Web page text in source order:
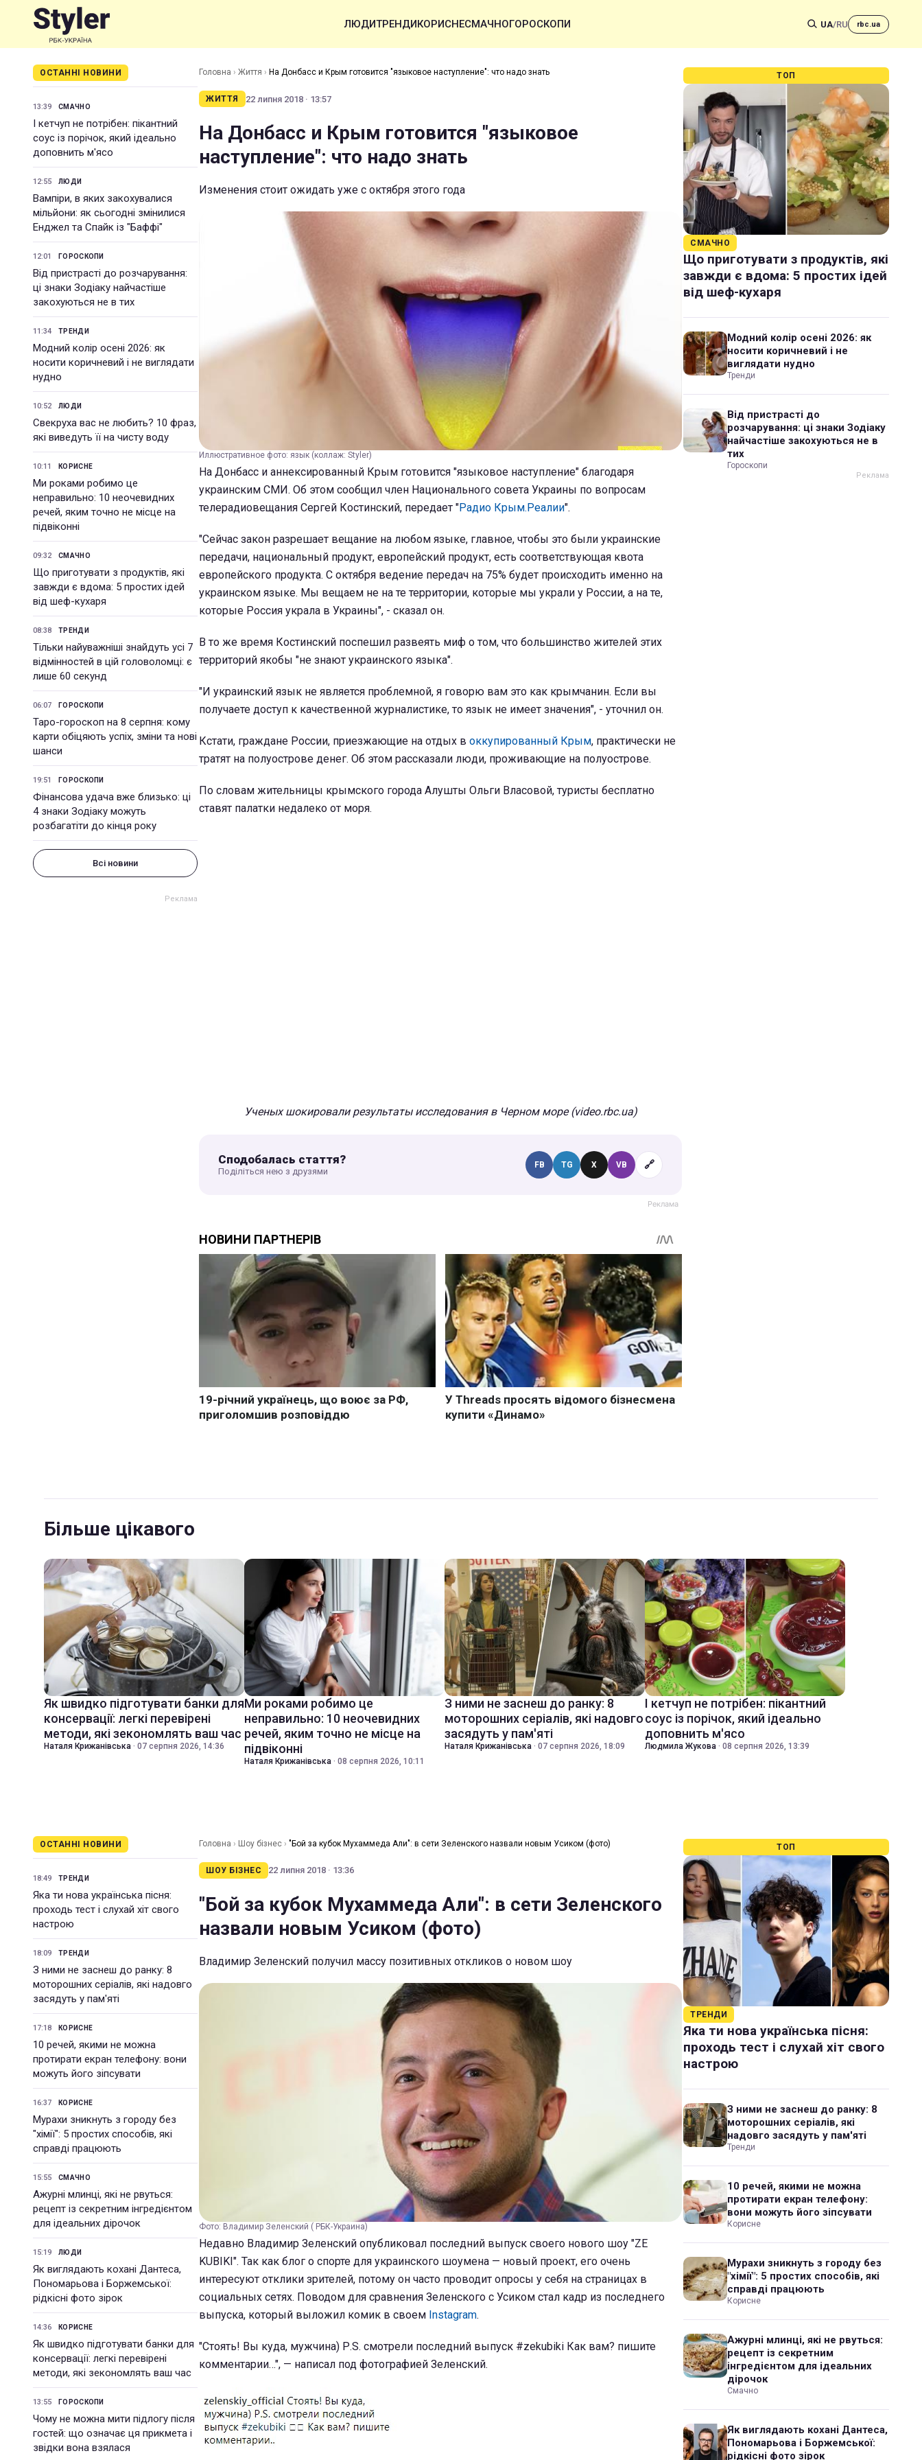
ЛЮДИТРЕНДИКОРИСНЕСМАЧНОГОРОСКОПИ UA/RU rbc.ua
ОСТАННІ НОВИНИ
13:39 СМАЧНО
І кетчуп не потрібен: пікантний
соус із порічок, який ідеально
доповнить м'ясо
12:55 ЛЮДИ
Вампіри, в яких закохувалися
мільйони: як сьогодні змінилися
Енджел та Спайк із "Баффі"
12:01 ГОРОСКОПИ
Від пристрасті до розчарування:
ці знаки Зодіаку найчастіше
закохуються не в тих
11:34 ТРЕНДИ
Модний колір осені 2026: як
носити коричневий і не виглядати
нудно
10:52 ЛЮДИ
Свекруха вас не любить? 10 фраз,
які виведуть її на чисту воду
10:11 КОРИСНЕ
Ми роками робимо це
неправильно: 10 неочевидних
речей, яким точно не місце на
підвіконні
09:32 СМАЧНО
Що приготувати з продуктів, які
завжди є вдома: 5 простих ідей
від шеф-кухаря
08:38 ТРЕНДИ
Тільки найуважніші знайдуть усі 7
відмінностей в цій головоломці: є
лише 60 секунд
06:07 ГОРОСКОПИ
Таро-гороскоп на 8 серпня: кому
карти обіцяють успіх, зміни та нові
шанси
19:51 ГОРОСКОПИ
Фінансова удача вже близько: ці
4 знаки Зодіаку можуть
розбагатіти до кінця року
Всі новини
Головна › Життя › На Донбасс и Крым готовится "языковое наступление": что надо знать
ЖИТТЯ 22 липня 2018 · 13:57
На Донбасс и Крым готовится "языковое
наступление": что надо знать
Изменения стоит ожидать уже с октября этого года
Иллюстративное фото: язык (коллаж: Styler)
На Донбасс и аннексированный Крым готовится "языковое наступление" благодаря
украинским СМИ. Об этом сообщил член Национального совета Украины по вопросам
телерадиовещания Сергей Костинский, передает "Радио Крым.Реалии".
"Сейчас закон разрешает вещание на любом языке, главное, чтобы это были украинские
передачи, национальный продукт, европейский продукт, есть соответствующая квота
европейского продукта. С октября ведение передач на 75% будет происходить именно на
украинском языке. Мы вещаем не на те территории, которые мы украли у России, а на те,
которые Россия украла в Украины", - сказал он.
В то же время Костинский поспешил развеять миф о том, что большинство жителей этих
территорий якобы "не знают украинского языка".
"И украинский язык не является проблемной, я говорю вам это как крымчанин. Если вы
получаете доступ к качественной журналистике, то язык не имеет значения", - уточнил он.
Кстати, граждане России, приезжающие на отдых в оккупированный Крым, практически не
тратят на полуострове денег. Об этом рассказали люди, проживающие на полуострове.
По словам жительницы крымского города Алушты Ольги Власовой, туристы бесплатно
ставят палатки недалеко от моря.
Ученых шокировали результаты исследования в Черном море (video.rbc.ua)
Сподобалась стаття?
Поділіться нею з друзями
FB TG X VB 🔗
ТОП
СМАЧНО
Що приготувати з продуктів, які
завжди є вдома: 5 простих ідей
від шеф-кухаря
Модний колір осені 2026: як
носити коричневий і не
виглядати нудно
Тренди
Від пристрасті до
розчарування: ці знаки Зодіаку
найчастіше закохуються не в
тих
Гороскопи
Більше цікавого
Як швидко підготувати банки для
консервації: легкі перевірені
методи, які зекономлять ваш час
Наталя Крижанівська · 07 серпня 2026, 14:36
Ми роками робимо це
неправильно: 10 неочевидних
речей, яким точно не місце на
підвіконні
Наталя Крижанівська · 08 серпня 2026, 10:11
З ними не заснеш до ранку: 8
моторошних серіалів, які надовго
засядуть у пам'яті
Наталя Крижанівська · 07 серпня 2026, 18:09
І кетчуп не потрібен: пікантний
соус із порічок, який ідеально
доповнить м'ясо
Людмила Жукова · 08 серпня 2026, 13:39
ОСТАННІ НОВИНИ
18:49 ТРЕНДИ
Яка ти нова українська пісня:
проходь тест і слухай хіт свого
настрою
18:09 ТРЕНДИ
З ними не заснеш до ранку: 8
моторошних серіалів, які надовго
засядуть у пам'яті
17:18 КОРИСНЕ
10 речей, якими не можна
протирати екран телефону: вони
можуть його зіпсувати
16:37 КОРИСНЕ
Мурахи зникнуть з городу без
"хімії": 5 простих способів, які
справді працюють
15:55 СМАЧНО
Ажурні млинці, які не рвуться:
рецепт із секретним інгредієнтом
для ідеальних дірочок
15:19 ЛЮДИ
Як виглядають кохані Дантеса,
Пономарьова і Боржемської:
рідкісні фото зірок
14:36 КОРИСНЕ
Як швидко підготувати банки для
консервації: легкі перевірені
методи, які зекономлять ваш час
13:55 ГОРОСКОПИ
Чому не можна мити підлогу після
гостей: що означає ця прикмета і
звідки вона взялася
Головна › Шоу бізнес › "Бой за кубок Мухаммеда Али": в сети Зеленского назвали новым Усиком (фото)
ШОУ БІЗНЕС 22 липня 2018 · 13:36
"Бой за кубок Мухаммеда Али": в сети Зеленского
назвали новым Усиком (фото)
Владимир Зеленский получил массу позитивных откликов о новом шоу
Фото: Владимир Зеленский ( РБК-Украина)
Недавно Владимир Зеленский опубликовал последний выпуск своего нового шоу "ZE
KUBIKI". Так как блог о спорте для украинского шоумена — новый проект, его очень
интересуют отклики зрителей, потому он часто проводит опросы у себя на страницах в
социальных сетях. Поводом для сравнения Зеленского с Усиком стал кадр из последнего
выпуска, который выложил комик в своем Instagram.
"Стоять! Вы куда, мужчина) Р.S. смотрели последний выпуск #zekubiki Как вам? пишите
комментарии…", — написал под фотографией Зеленский.
ТОП
ТРЕНДИ
Яка ти нова українська пісня:
проходь тест і слухай хіт свого
настрою
З ними не заснеш до ранку: 8
моторошних серіалів, які
надовго засядуть у пам'яті
Тренди
10 речей, якими не можна
протирати екран телефону:
вони можуть його зіпсувати
Корисне
Мурахи зникнуть з городу без
"хімії": 5 простих способів, які
справді працюють
Корисне
Ажурні млинці, які не рвуться:
рецепт із секретним
інгредієнтом для ідеальних
дірочок
Смачно
Як виглядають кохані Дантеса,
Пономарьова і Боржемської:
рідкісні фото зірок